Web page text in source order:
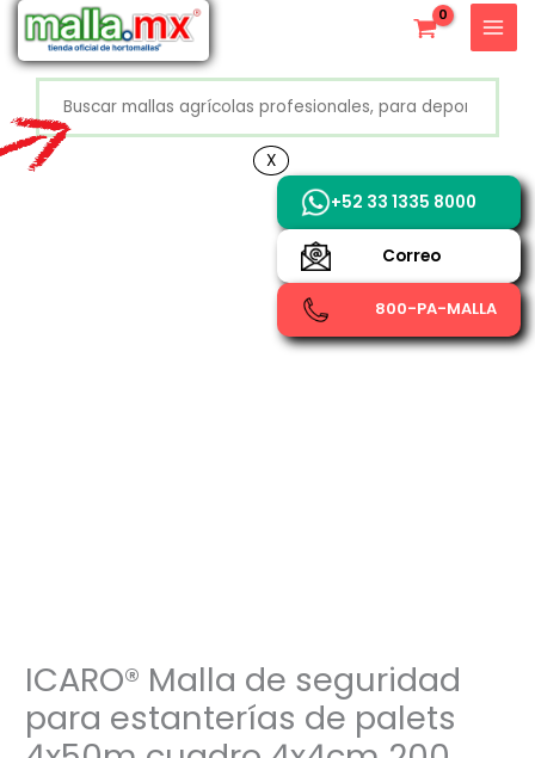
contenido
ICARO® Malla de seguridad
para estanterías de palets
X
+52 800 726 2552
+52 33 1335 8000
Correo
800-PA-MALLA
X